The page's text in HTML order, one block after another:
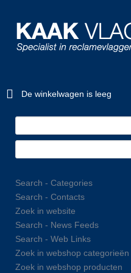
De winkelwagen is leeg
Search - Categories
Search - Contacts
Zoek in website
Search - News Feeds
Search - Web Links
Zoek in webshop categorieën
Zoek in webshop producten